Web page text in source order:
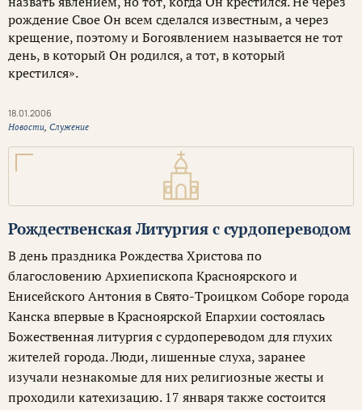
рождение Свое Он всем сделался известным, а через
крещение, поэтому и Богоявлением называется не тот
день, в который Он родился, а тот, в который
крестился».
18.01.2006
Новости, Служение
Рождественская Литургия с сурдопереводом
В день праздника Рождества Христова по
благословению Архиепископа Красноярского и
Енисейского Антония в Свято-Троицком Соборе города
Канска впервые в Красноярской Епархии состоялась
Божественная литургия с сурдопереводом для глухих
жителей города. Люди, лишенные слуха, заранее
изучали незнакомые для них религиозные жесты и
проходили катехизацию. 17 января также состоится